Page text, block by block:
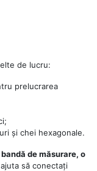
de lucru:
prelucrarea
și chei hexagonale.
de măsurare, o
să conectați